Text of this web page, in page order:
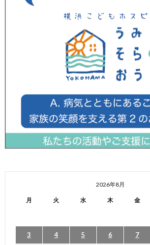
2026年8月
月 火 水 木 金
3 4 5 6 7